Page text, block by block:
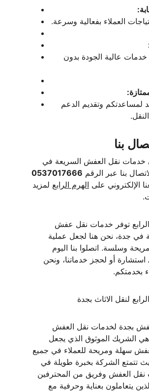
عالية الجودة بدون
لمساعدتكم وتقديم الدعم
بنا
نقل العفش السريعة في
بنا عبر الرقم 0537017666
الإلكتروني على الهرم الرابع لمزيد
توفر خدمات نقل عفش
في جدة، نحن هنا لجعل عملية
وسلسة. اتصلوا بنا اليوم
أو لحجز خدماتنا، ونحن
بخدمتكم.
لنقل الاثاث بجدة
بجدة لخدمات نقل العفش
هي الشريك الموثوق الذي يجعل
سهلة ومريحة للعملاء في جميع
تتمتع الشركة بخبرة طويلة في
العفش وفريق من المحترفين
يتعاملون بعناية وحرفية مع